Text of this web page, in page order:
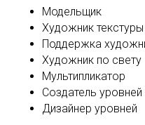
Модельщик
Художник текстуры
Поддержка
Художник по свету
Мультипликатор
Создатель уровней
Дизайнер уровней